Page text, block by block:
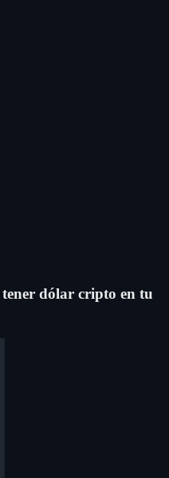
tener dólar cripto en tu